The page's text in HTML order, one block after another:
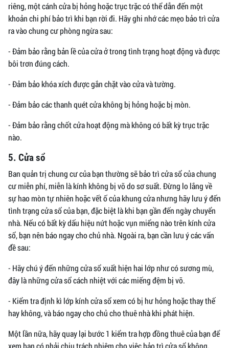
riêng, một cánh cửa bị hỏng hoặc trục trặc có thể dẫn đến một
khoản chi phí bảo trì khi bạn rời đi. Hãy ghi nhớ các mẹo bảo trì cửa
ra vào chung cư phòng ngừa sau:
- Đảm bảo rằng bản lề của cửa ở trong tình trạng hoạt động và được
bôi trơn đúng cách.
- Đảm bảo khóa xích được gắn chặt vào cửa và tường.
- Đảm bảo các thanh quét cửa không bị hỏng hoặc bị mòn.
- Đảm bảo rằng chốt cửa hoạt động mà không có bất kỳ trục trặc
nào.
5. Cửa sổ
Ban quản trị chung cư của bạn thường sẽ bảo trì cửa sổ của chung
cư miễn phí, miễn là kính không bị vỡ do sơ suất. Đừng lo lắng về
sự hao mòn tự nhiên hoặc vết ố của khung cửa nhưng hãy lưu ý đến
tình trạng cửa sổ của bạn, đặc biệt là khi bạn gần đến ngày chuyển
nhà. Nếu có bất kỳ dấu hiệu nứt hoặc vụn miểng nào trên kính cửa
sổ, bạn nên báo ngay cho chủ nhà. Ngoài ra, bạn cần lưu ý các vấn
đề sau:
- Hãy chú ý đến những cửa sổ xuất hiện hai lớp như có sương mù,
đây là những cửa sổ cách nhiệt với các miếng đệm bị vỡ.
- Kiểm tra định kì lớp kính cửa sổ xem có bị hư hỏng hoặc thay thế
hay không, và báo ngay cho chủ cho thuê nhà khi phát hiện.
Một lần nữa, hãy quay lại bước 1 kiểm tra hợp đồng thuê của bạn để
xem bạn có phải chịu trách nhiệm cho việc bảo trì cửa sổ không.